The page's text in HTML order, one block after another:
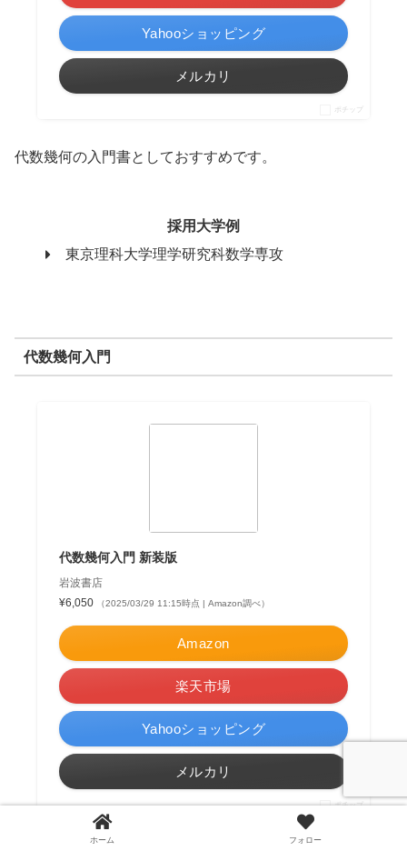
Yahooショッピング
メルカリ
ポチップ
代数幾何の入門書としておすすめです。
採用大学例
東京理科大学理学研究科数学専攻
代数幾何入門
代数幾何入門 新装版
岩波書店
¥6,050
（2025/03/29 11:15時点 | Amazon調べ）
Amazon
楽天市場
Yahooショッピング
メルカリ
ポチップ
ホーム フォロー